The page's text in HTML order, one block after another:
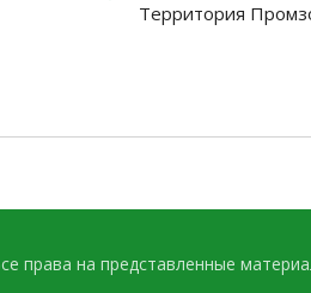
Территория
права на представленные